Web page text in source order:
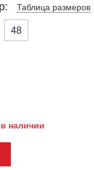
Таблица размеров
48
в наличии